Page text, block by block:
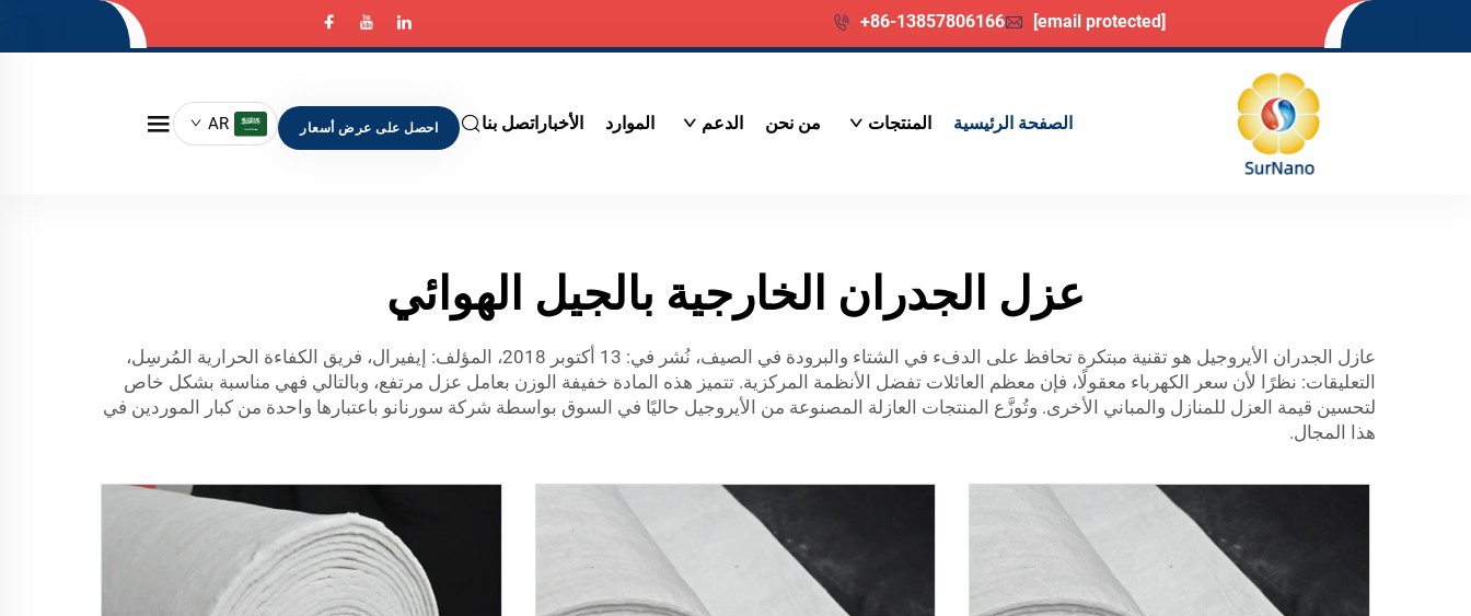
[email protected]
+86-13857806166
الصفحة الرئيسية المنتجات من نحن الدعم الموارد الأخبار اتصل بنا احصل على عرض أسعار AR
عزل الجدران الخارجية بالجيل الهوائي
عازل الجدران الأيروجيل هو تقنية مبتكرة تحافظ على الدفء في الشتاء والبرودة في الصيف، نُشر في: 13 أكتوبر 2018، المؤلف: إيفيرال، فريق الكفاءة الحرارية المُرسِل،
التعليقات: نظرًا لأن سعر الكهرباء معقولًا، فإن معظم العائلات تفضل الأنظمة المركزية. تتميز هذه المادة خفيفة الوزن بعامل عزل مرتفع، وبالتالي فهي مناسبة بشكل خاص
لتحسين قيمة العزل للمنازل والمباني الأخرى. وتُوزَّع المنتجات العازلة المصنوعة من الأيروجيل حاليًا في السوق بواسطة شركة سورنانو باعتبارها واحدة من كبار الموردين في
هذا المجال.